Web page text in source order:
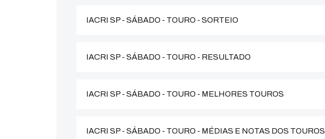
IACRI SP - SÁBADO - TOURO - SORTEIO
IACRI SP - SÁBADO - TOURO - RESULTADO
IACRI SP - SÁBADO - TOURO - MELHORES TOUROS
IACRI SP - SÁBADO - TOURO - MÉDIAS E NOTAS DOS TOUROS